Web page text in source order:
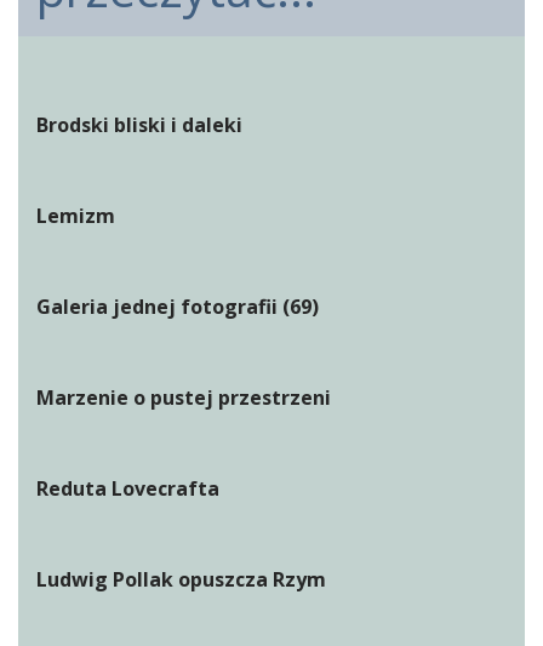
Brodski bliski i daleki
Lemizm
Galeria jednej fotografii (69)
Marzenie o pustej przestrzeni
Reduta Lovecrafta
Ludwig Pollak opuszcza Rzym